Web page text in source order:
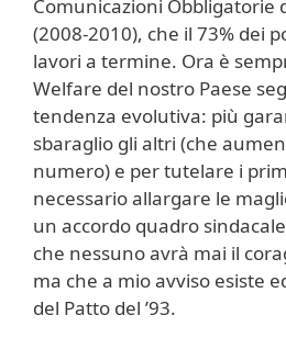
Comunicazioni Obbligatorie
(2008-2010), che il 73% dei
lavori a termine. Ora è
Welfare del nostro Paese
tendenza evolutiva: più
sbaraglio gli altri (che
numero) e per tutelare i
necessario allargare le
un accordo quadro
che nessuno avrà mai il
ma che a mio avviso esiste
del Patto del ’93.